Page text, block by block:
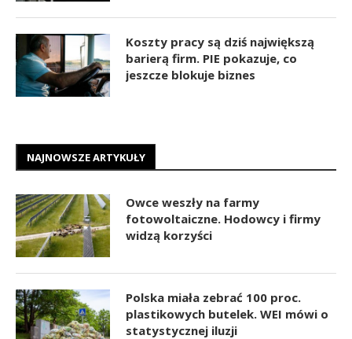
Koszty pracy są dziś największą
barierą firm. PIE pokazuje, co
jeszcze blokuje biznes
NAJNOWSZE ARTYKUŁY
Owce weszły na farmy
fotowoltaiczne. Hodowcy i firmy
widzą korzyści
Polska miała zebrać 100 proc.
plastikowych butelek. WEI mówi o
statystycznej iluzji